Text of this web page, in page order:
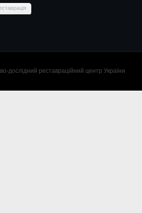
дослідний реставраційний центр України